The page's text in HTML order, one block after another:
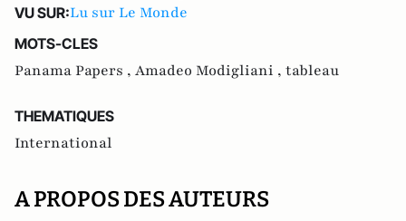
VU SUR:Lu sur Le Monde
MOTS-CLES
Panama Papers , Amadeo Modigliani , tableau
THEMATIQUES
International
A PROPOS DES AUTEURS